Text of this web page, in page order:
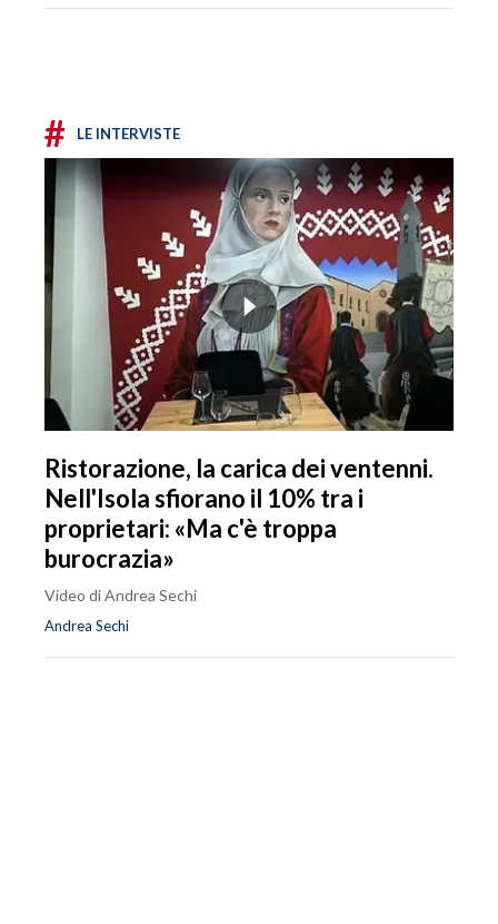
# LE INTERVISTE
Ristorazione, la carica dei ventenni.
Nell'Isola sfiorano il 10% tra i
proprietari: «Ma c'è troppa
burocrazia»
Video di Andrea Sechi
Andrea Sechi